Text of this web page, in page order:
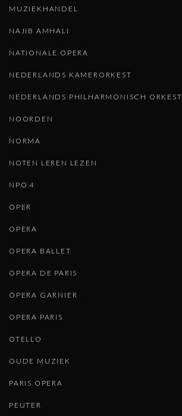
MUZIEKHANDEL
NAJIB AMHALI
NATIONALE OPERA
NEDERLANDS KAMERORKEST
NEDERLANDS PHILHARMONISCH ORKEST
NOORDEN
NORMA
NOTEN LEREN LEZEN
NPO 4
OPER
OPERA
OPERA BALLET
OPERA DE PARIS
OPERA GARNIER
OPERA PARIS
OTELLO
OUDE MUZIEK
PARIS OPERA
PEUTER